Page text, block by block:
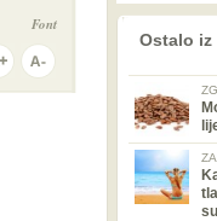
Fontprethodno Ostalo